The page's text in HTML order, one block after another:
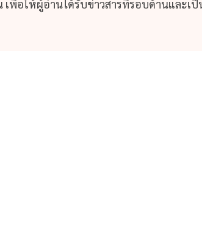
เพื่อให้ผู้อ่านได้รับข่าวสารที่รอบด้านและเป็